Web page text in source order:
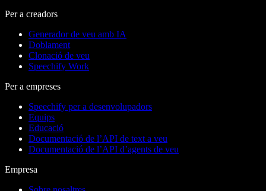
Per a creadors
Generador de veu amb IA
Doblament
Clonació de veu
Speechify Work
Per a empreses
Speechify per a desenvolupadors
Equips
Educació
Documentació de l’API de text a veu
Documentació de l’API d’agents de veu
Empresa